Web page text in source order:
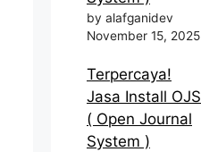
by alafganidev
November 15, 2025
Terpercaya!
Jasa Install OJS
( Open Journal
System )